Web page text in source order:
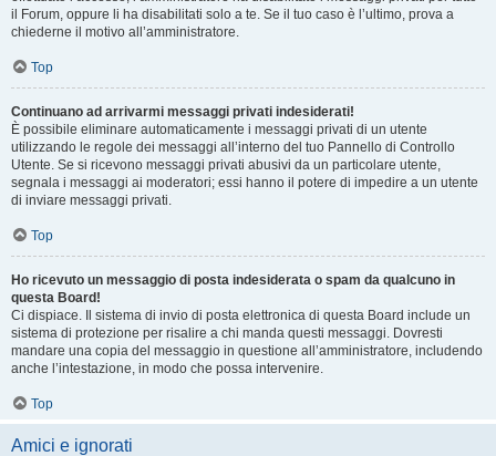
il Forum, oppure li ha disabilitati solo a te. Se il tuo caso è l’ultimo, prova a
chiederne il motivo all’amministratore.
Top
Continuano ad arrivarmi messaggi privati indesiderati!
È possibile eliminare automaticamente i messaggi privati ​​di un utente
utilizzando le regole dei messaggi all’interno del tuo Pannello di Controllo
Utente. Se si ricevono messaggi privati ​​abusivi da un particolare utente,
segnala i messaggi ai moderatori; essi hanno il potere di impedire a un utente
di inviare messaggi privati​​.
Top
Ho ricevuto un messaggio di posta indesiderata o spam da qualcuno in
questa Board!
Ci dispiace. Il sistema di invio di posta elettronica di questa Board include un
sistema di protezione per risalire a chi manda questi messaggi. Dovresti
mandare una copia del messaggio in questione all’amministratore, includendo
anche l’intestazione, in modo che possa intervenire.
Top
Amici e ignorati